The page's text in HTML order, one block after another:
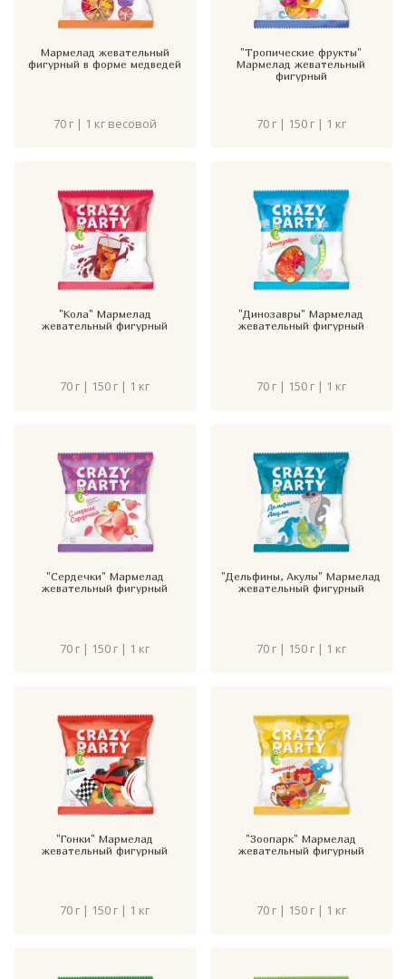
Мармелад жевательный
фигурный в форме медведей
70 г | 1 кг весовой
"Тропические фрукты"
Мармелад жевательный
фигурный
70 г | 150 г | 1 кг
"Кола" Мармелад
жевательный фигурный
70 г | 150 г | 1 кг
"Динозавры" Мармелад
жевательный фигурный
70 г | 150 г | 1 кг
"Сердечки" Мармелад
жевательный фигурный
70 г | 150 г | 1 кг
"Дельфины, Акулы" Мармелад
жевательный фигурный
70 г | 150 г | 1 кг
"Гонки" Мармелад
жевательный фигурный
70 г | 150 г | 1 кг
"Зоопарк" Мармелад
жевательный фигурный
70 г | 150 г | 1 кг